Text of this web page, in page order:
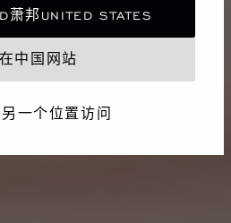
萧邦UNITED STATES
中国网站
一个位置访问